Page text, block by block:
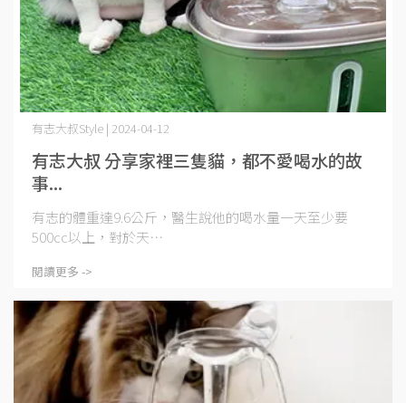
有志大叔 分享家裡三隻貓，都不愛喝水的故
事...
有志大叔Style | 2024-04-12
有志的體重達9.6公斤，醫生說他的喝水量一天至少要
500cc以上，對於天⋯
閱讀更多 ->